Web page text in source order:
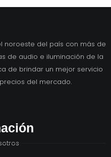
noroeste del país con más de
de audio e iluminación de la
de brindar un mejor servicio
del mercado.